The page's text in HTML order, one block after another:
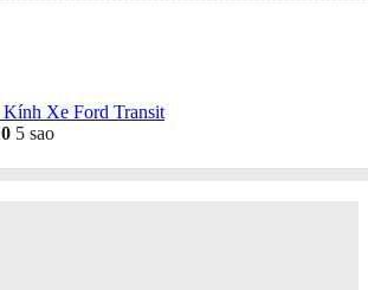
Kính Xe Ford Transit
0 5 sao